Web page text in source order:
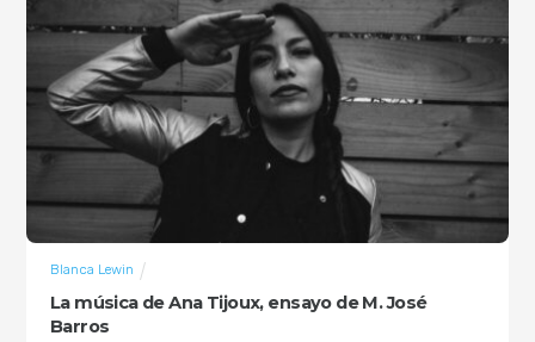
La música de Ana Tijoux, ensayo de M. José
Barros
Blanca Lewin